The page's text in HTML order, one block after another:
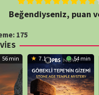
Beğendiyseniz, puan
175
56 min 7.1 54 min